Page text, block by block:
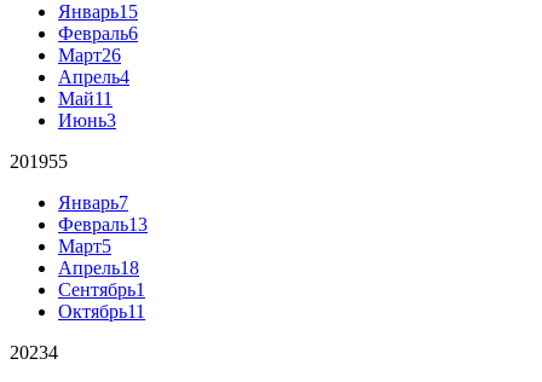
Январь15
Февраль6
Март26
Апрель4
Май11
Июнь3
201955
Январь7
Февраль13
Март5
Апрель18
Сентябрь1
Октябрь11
20234